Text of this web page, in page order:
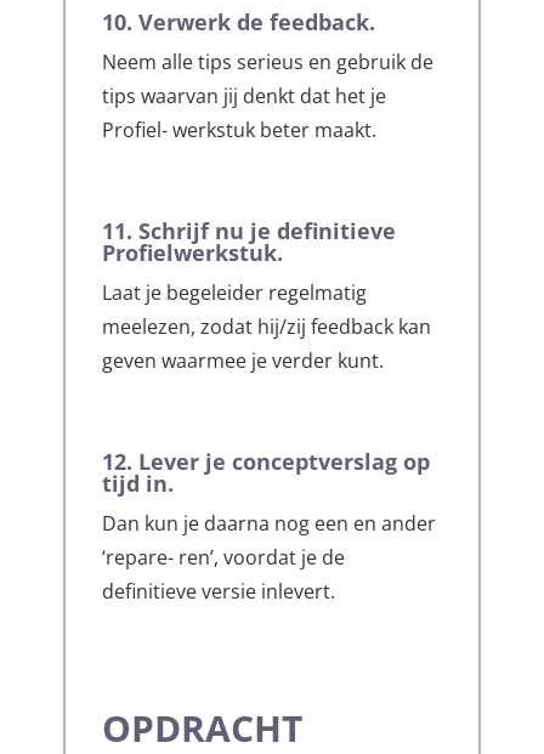
10. Verwerk de feedback.
Neem alle tips serieus en gebruik de
tips waarvan jij denkt dat het je
Profiel- werkstuk beter maakt.
11. Schrijf nu je definitieve
Profielwerkstuk.
Laat je begeleider regelmatig
meelezen, zodat hij/zij feedback kan
geven waarmee je verder kunt.
12. Lever je conceptverslag op
tijd in.
Dan kun je daarna nog een en ander
‘repare- ren’, voordat je de
definitieve versie inlevert.
OPDRACHT